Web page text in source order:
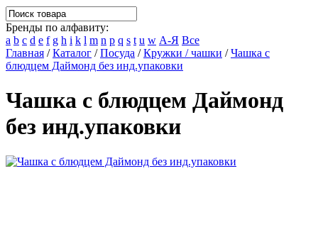
Бренды по алфавиту:
a b c d e f g h i k l m n p q s t u w А-Я Все
Главная /Каталог /Посуда /Кружки / чашки /Чашка с
блюдцем Даймонд без инд.упаковки
Чашка с блюдцем Даймонд
без инд.упаковки